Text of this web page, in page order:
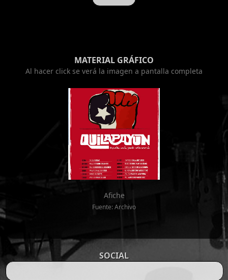
MATERIAL GRÁFICO
Al hacer click se verá la imagen a pantalla completa
Afiche
Fuente: Archivo
SOCIAL